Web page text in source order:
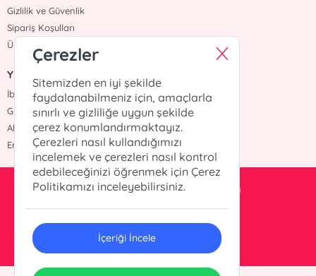
Gizlilik ve Güvenlik
Sipariş Koşulları
Üyelik Sözleşmesi
Yazarlar
İbrahim Balcı
Grimm Kardeşler
Ahmet Hür
Erdem Yücel
pusluyayincilik@gmail.com
0 532 605 97 82
Çerezler
Sitemizden en iyi şekilde
faydalanabilmeniz için, amaçlarla
sınırlı ve gizliliğe uygun şekilde
çerez konumlandırmaktayız.
Çerezleri nasıl kullandığımızı
incelemek ve çerezleri nasıl kontrol
edebileceğinizi öğrenmek için Çerez
Politikamızı inceleyebilirsiniz.
İçeriği İncele